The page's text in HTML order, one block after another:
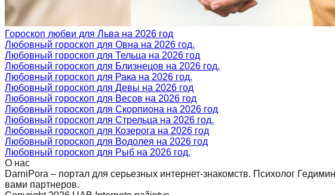
Гороскоп любви для Льва на 2026 год
Любовный гороскоп для Овна на 2026 год.
Любовный гороскоп для Тельца на 2026 год
Любовный гороскоп для Близнецов на 2026 год.
Любовный гороскоп для Рака на 2026 год.
Любовный гороскоп для Девы на 2026 год
Любовный гороскоп для Весов на 2026 год
Любовный гороскоп для Скорпиона на 2026 год
Любовный гороскоп для Стрельца на 2026 год.
Любовный гороскоп для Козерога на 2026 год
Любовный гороскоп для Водолея на 2026 год
Любовный гороскоп для Рыб на 2026 год.
О нас
DarniPora – портал для серьезных интернет-знакомств. Психолог
вами партнеров.